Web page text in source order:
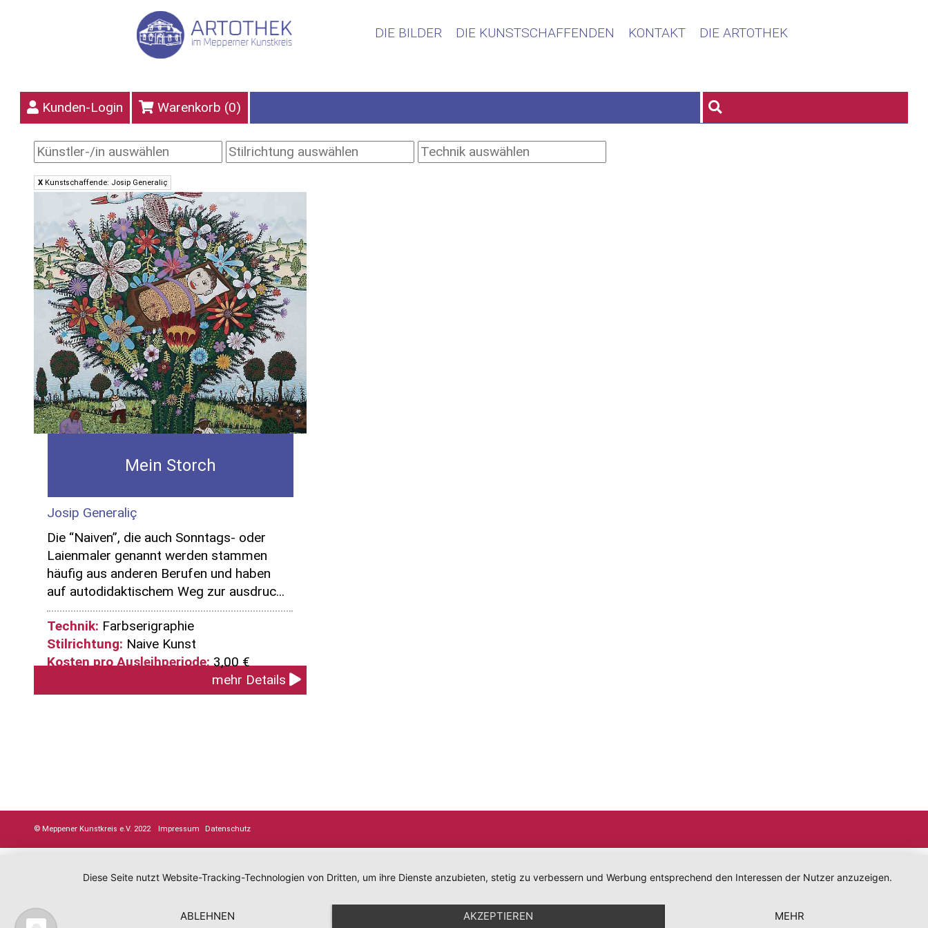
DIE BILDER DIE KUNSTSCHAFFENDEN KONTAKT DIE ARTOTHEK
Kunden-Login Warenkorb (0)
XKunstschaffende: Josip Generaliç
Mein Storch
Josip Generaliç
Die “Naiven”, die auch Sonntags- oder
Laienmaler genannt werden stammen
häufig aus anderen Berufen und haben
auf autodidaktischem Weg zur ausdruc...
Technik: Farbserigraphie
Stilrichtung: Naive Kunst
Kosten pro Ausleihperiode:3,00 €
mehr Details
© Meppener Kunstkreis e.V. 2022 Impressum Datenschutz
Diese Seite nutzt Website-Tracking-Technologien von Dritten, um ihre Dienste anzubieten, stetig zu verbessern und Werbung entsprechend den Interessen der Nutzer anzuzeigen.
ABLEHNEN AKZEPTIEREN MEHR